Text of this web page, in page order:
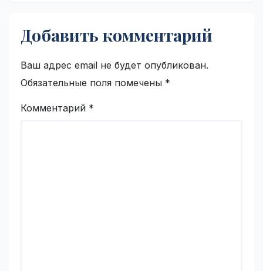
Добавить комментарий
Ваш адрес email не будет опубликован.
Обязательные поля помечены *
Комментарий *